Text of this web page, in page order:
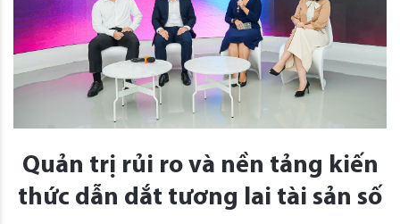
Quản trị rủi ro và nền tảng kiến
thức dẫn dắt tương lai tài sản số